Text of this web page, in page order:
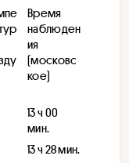
Время
наблюден
ия
(московс
кое)
13 ч 00
мин.
13 ч 28 мин.